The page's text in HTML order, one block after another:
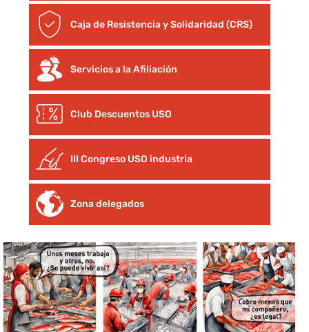
Caja de Resistencia y Solidaridad (CRS)
Servicios a la Afiliación
Club Descuentos USO
III Congreso USO industria
Zona delegados